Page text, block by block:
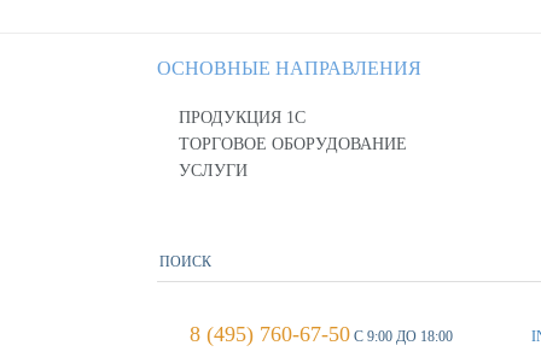
ОСНОВНЫЕ НАПРАВЛЕНИЯ
ПРОДУКЦИЯ 1С
ТОРГОВОЕ ОБОРУДОВАНИЕ
УСЛУГИ
8 (495) 760-67-50 С 9:00 ДО 18:00